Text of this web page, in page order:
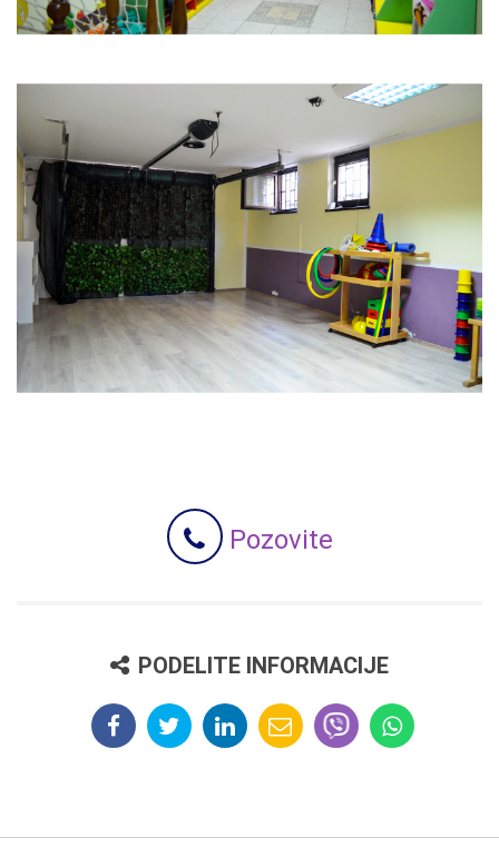
Pozovite
PODELITE INFORMACIJE